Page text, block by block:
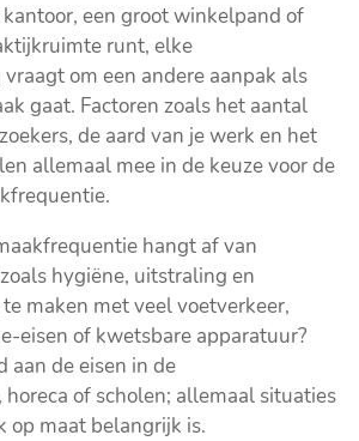
een groot winkelpand of
runt, elke
om een andere aanpak als
gaat. Factoren zoals het aantal
de aard van je werk en het
allemaal mee in de keuze voor de
hangt af van
hygiëne, uitstraling en
maken met veel voetverkeer,
eisen of kwetsbare apparatuur?
aan de eisen in de
of scholen; allemaal situaties
op maat belangrijk is.